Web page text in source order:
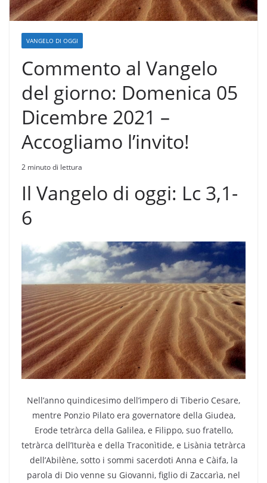
VANGELO DI OGGI
Commento al Vangelo
del giorno: Domenica 05
Dicembre 2021 –
Accogliamo l’invito!
2 minuto di lettura
Il Vangelo di oggi: Lc 3,1-
6
Nell’anno quindicesimo dell’impero di Tiberio Cesare,
mentre Ponzio Pilato era governatore della Giudea,
Erode tetràrca della Galilea, e Filippo, suo fratello,
tetràrca dell’Iturèa e della Traconìtide, e Lisània tetràrca
dell’Abilène, sotto i sommi sacerdoti Anna e Càifa, la
parola di Dio venne su Giovanni, figlio di Zaccarìa, nel